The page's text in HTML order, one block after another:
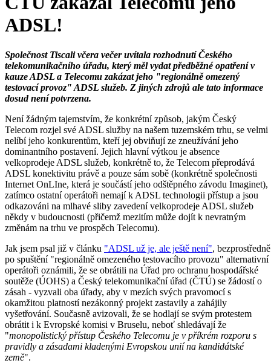
ADSL!
Společnost Tiscali včera večer uvítala rozhodnutí Českého
telekomunikačního úřadu, který měl vydat předběžné opatření v
kauze ADSL a Telecomu zakázat jeho "regionálně omezený
testovací provoz" ADSL služeb. Z jiných zdrojů ale tato informace
dosud není potvrzena.
Není žádným tajemstvím, že konkrétní způsob, jakým Český
Telecom rozjel své ADSL služby na našem tuzemském trhu, se velmi
nelíbí jeho konkurentům, kteří jej obviňují ze zneužívání jeho
dominantního postavení. Jejich hlavní výtkou je absence
velkoprodeje ADSL služeb, konkrétně to, že Telecom přeprodává
ADSL konektivitu právě a pouze sám sobě (konkrétně společnosti
Internet OnLIne, která je součástí jeho odštěpného závodu Imaginet),
zatímco ostatní operátoři nemají k ADSL technologii přístup a jsou
odkazováni na mlhavé sliby zavedení velkoprodeje ADSL služeb
někdy v budoucnosti (přičemž mezitím může dojít k nevratným
změnám na trhu ve prospěch Telecomu).
Jak jsem psal již v článku "ADSL už je, ale ještě není", bezprostředně
po spuštění "regionálně omezeného testovacího provozu" alternativní
operátoři oznámili, že se obrátili na Úřad pro ochranu hospodářské
soutěže (ÚOHS) a Český telekomunikační úřad (ČTÚ) se žádostí o
zásah - vyzvali oba úřady, aby v mezích svých pravomocí s
okamžitou platností nezákonný projekt zastavily a zahájily
vyšetřování. Současně avizovali, že se hodlají se svým protestem
obrátit i k Evropské komisi v Bruselu, neboť shledávají že
"monopolistický přístup Českého Telecomu je v příkrém rozporu s
pravidly a zásadami kladenými Evropskou unií na kandidátské
země".